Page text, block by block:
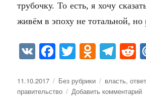
трубочку. То есть, я хочу
живём в эпоху не тотальной, но
V Fa
bo
ok
T
tte
r
O
ok
la
Te
gr
a t
Опубликовано
11.10.2017 Рубрики
Без рубрики Метки
власть,
правительство
Добавить комментарийк